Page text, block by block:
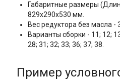
Габаритные размеры
829х290х530 мм.
Вес редуктора без масла -
Варианты сборки - 11; 12;
28; 31; 32; 33; 36; 37; 38.
Пример